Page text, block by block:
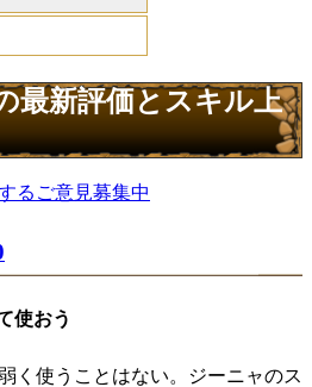
最新評価とスキル上
るご意見募集中
使おう
く使うことはない。ジーニャのス